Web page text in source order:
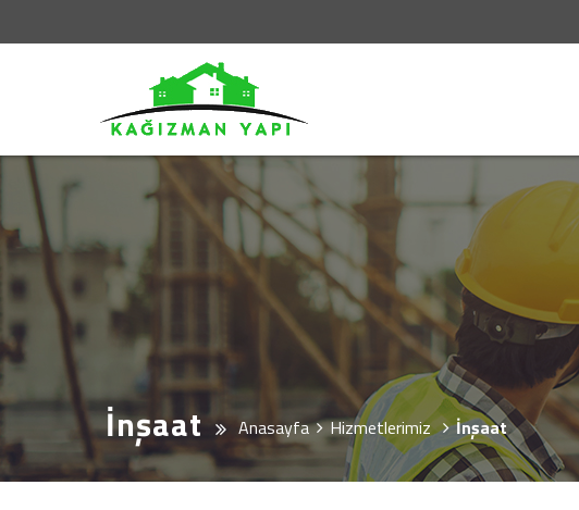
İnşaat Anasayfa Hizmetlerimiz İnşaat